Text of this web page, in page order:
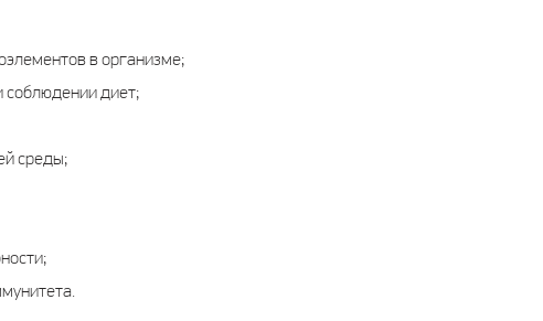
в организме;
соблюдении диет;
среды;